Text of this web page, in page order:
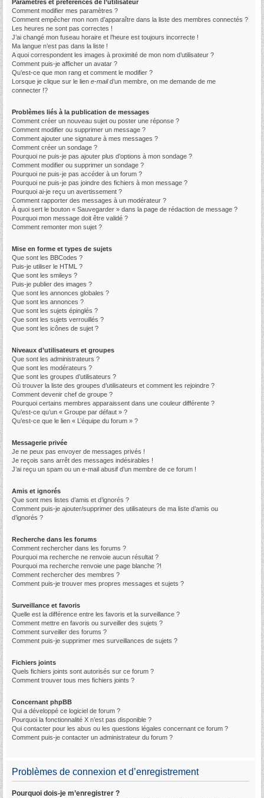
Paramètres et préférences de l’utilisateur
Comment modifier mes paramètres ?
Comment empêcher mon nom d’apparaître dans la liste des membres connectés ?
Les heures ne sont pas correctes !
J’ai changé mon fuseau horaire et l’heure est toujours incorrecte !
Ma langue n’est pas dans la liste !
A quoi correspondent les images à proximité de mon nom d’utilisateur ?
Comment puis-je afficher un avatar ?
Qu’est-ce que mon rang et comment le modifier ?
Lorsque je clique sur le lien e-maild’un membre, on me demande de me
connecter !?
Problèmes liés à la publication de messages
Comment créer un nouveau sujet ou poster une réponse ?
Comment modifier ou supprimer un message ?
Comment ajouter une signature à mes messages ?
Comment créer un sondage ?
Pourquoi ne puis-je pas ajouter plus d’options à mon sondage ?
Comment modifier ou supprimer un sondage ?
Pourquoi ne puis-je pas accéder à un forum ?
Pourquoi ne puis-je pas joindre des fichiers à mon message ?
Pourquoi ai-je reçu un avertissement ?
Comment rapporter des messages à un modérateur ?
À quoi sert le bouton « Sauvegarder » dans la page de rédaction de message ?
Pourquoi mon message doit être validé ?
Comment remonter mon sujet ?
Mise en forme et types de sujets
Que sont les BBCodes ?
Puis-je utiliser le HTML ?
Que sont les smileys ?
Puis-je publier des images ?
Que sont les annonces globales ?
Que sont les annonces ?
Que sont les sujets épinglés ?
Que sont les sujets verrouillés ?
Que sont les icônes de sujet ?
Niveaux d’utilisateurs et groupes
Que sont les administrateurs ?
Que sont les modérateurs ?
Que sont les groupes d’utilisateurs ?
Où trouver la liste des groupes d’utilisateurs et comment les rejoindre ?
Comment devenir chef de groupe ?
Pourquoi certains membres apparaissent dans une couleur différente ?
Qu’est-ce qu’un « Groupe par défaut » ?
Qu’est-ce que le lien « L’équipe du forum » ?
Messagerie privée
Je ne peux pas envoyer de messages privés !
Je reçois sans arrêt des messages indésirables !
J’ai reçu un spam ou un e-mail abusif d’un membre de ce forum !
Amis et ignorés
Que sont mes listes d’amis et d’ignorés ?
Comment puis-je ajouter/supprimer des utilisateurs de ma liste d’amis ou
d’ignorés ?
Recherche dans les forums
Comment rechercher dans les forums ?
Pourquoi ma recherche ne renvoie aucun résultat ?
Pourquoi ma recherche renvoie une page blanche ?!
Comment rechercher des membres ?
Comment puis-je trouver mes propres messages et sujets ?
Surveillance et favoris
Quelle est la différence entre les favoris et la surveillance ?
Comment mettre en favoris ou surveiller des sujets ?
Comment surveiller des forums ?
Comment puis-je supprimer mes surveillances de sujets ?
Fichiers joints
Quels fichiers joints sont autorisés sur ce forum ?
Comment trouver tous mes fichiers joints ?
Concernant phpBB
Qui a développé ce logiciel de forum ?
Pourquoi la fonctionnalité X n’est pas disponible ?
Qui contacter pour les abus ou les questions légales concernant ce forum ?
Comment puis-je contacter un administrateur du forum ?
Problèmes de connexion et d’enregistrement
Pourquoi dois-je m’enregistrer ?